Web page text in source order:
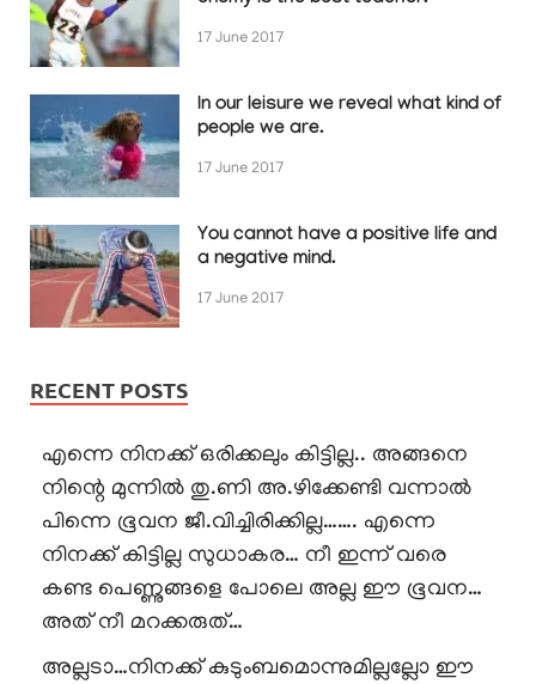
17 June 2017
In our leisure we reveal what kind of
people we are.
17 June 2017
You cannot have a positive life and
a negative mind.
17 June 2017
RECENT POSTS
എന്നെ നിനക്ക് ഒരിക്കലും കിട്ടില്ല.. അങ്ങനെ
നിന്റെ മുന്നിൽ തു.ണി അ.ഴിക്കേണ്ടി വന്നാൽ
പിന്നെ ഭൂവന ജീ.വിച്ചിരിക്കില്ല……. എന്നെ
നിനക്ക് കിട്ടില്ല സുധാകര… നീ ഇന്ന് വരെ
കണ്ട പെണ്ണുങ്ങളെ പോലെ അല്ല ഈ ഭൂവന…
അത് നീ മറക്കരുത്…
അല്ലടാ…നിനക്ക് കുടുംബമൊന്നുമില്ലല്ലോ ഈ